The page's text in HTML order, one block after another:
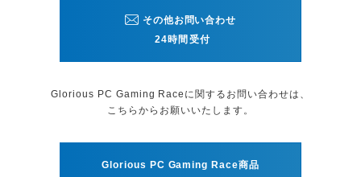
その他お問い合わせ
24時間受付
Glorious PC Gaming Raceに関する お問い合わせは、
こちらからお願いいたします。
Glorious PC Gaming Race商品